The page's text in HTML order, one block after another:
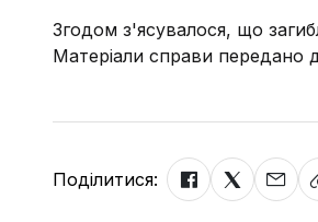
Згодом з'ясувалося, що
Матеріали справи передано
Поділитися: